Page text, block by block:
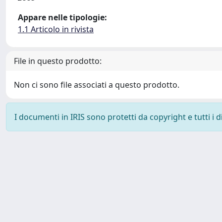
Appare nelle tipologie:
1.1 Articolo in rivista
File in questo prodotto:
Non ci sono file associati a questo prodotto.
I documenti in IRIS sono protetti da copyright e tutti i